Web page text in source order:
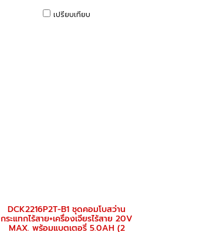
เปรียบเทียบ
DCK2216P2T-B1 ชุดคอมโบสว่าน
กระแทกไร้สาย+เครื่องเจียรไร้สาย 20V
MAX. พร้อมแบตเตอรี่ 5.0AH (2